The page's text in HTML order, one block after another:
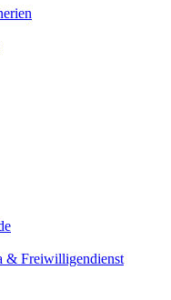
& Freiwilligendienst